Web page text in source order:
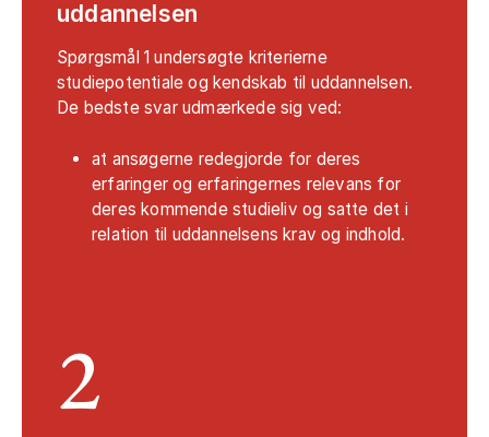
uddannelsen
Spørgsmål 1 undersøgte kriterierne
studiepotentiale og kendskab til uddannelsen.
De bedste svar udmærkede sig ved:
at ansøgerne redegjorde for deres
erfaringer og erfaringernes relevans for
deres kommende studieliv og satte det i
relation til uddannelsens krav og indhold.
2